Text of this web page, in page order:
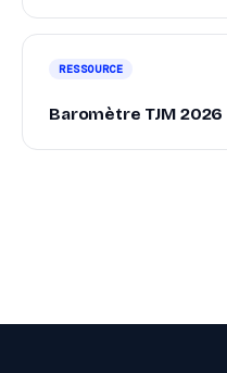
RESSOURCE
Baromètre TJM